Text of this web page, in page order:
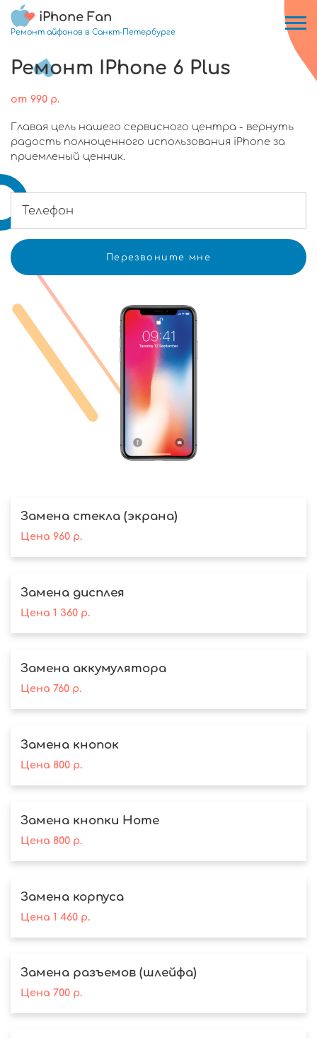
iPhone Fan
Ремонт айфонов в Санкт-Петербурге
Ремонт IPhone 6 Plus
от 990 р.
Главая цель нашего сервисного центра - вернуть
радость полноценного использования iPhone за
приемленый ценник.
Замена стекла (экрана)
Цена 960р.
Замена дисплея
Цена 1 360р.
Замена аккумулятора
Цена 760р.
Замена кнопок
Цена 800р.
Замена кнопки Home
Цена 800р.
Замена корпуса
Цена 1 460р.
Замена разъемов (шлейфа)
Цена 700р.